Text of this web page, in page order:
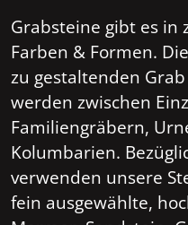
Grabsteine gibt es in
Farben & Formen.
zu gestaltenden
werden zwischen
Familiengräbern,
Kolumbarien.
verwenden unsere
fein ausgewählte,